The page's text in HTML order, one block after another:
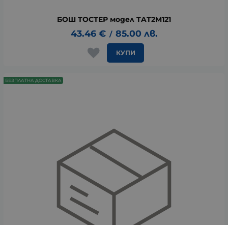
БОШ ТОСТЕР модел TAT2M121
43.46 € / 85.00 лв.
КУПИ
БЕЗПЛАТНА ДОСТАВКА